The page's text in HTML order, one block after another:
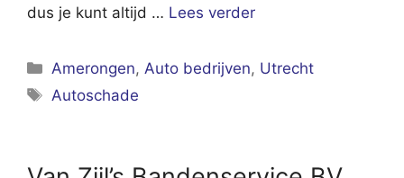
dus je kunt altijd … Lees verder
Categorieën
Amerongen, Auto bedrijven, Utrecht
Tags
Autoschade